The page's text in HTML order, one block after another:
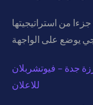
من استراتيجيتها
جدة – فيوتشربلان
للاعلان